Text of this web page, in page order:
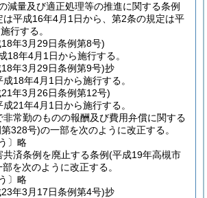
減量及び適正処理等の推進に関する条例
は平成16年4月1日から、第2条の規定は平
行する。
年3月29日条例第8号)
18年4月1日から施行する。
年3月29日条例第9号)抄
18年4月1日から施行する。
年3月26日条例第12号)
21年4月1日から施行する。
非常勤のものの報酬及び費用弁償に関する
328号)の一部を次のように改正する。
〕略
済条例を廃止する条例(平成19年高槻市
を次のように改正する。
〕略
年3月17日条例第4号)抄